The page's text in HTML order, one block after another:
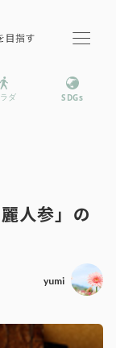
人参」の
yumi